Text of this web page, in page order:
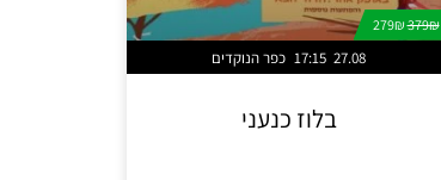
379₪
279₪
כפר הנוקדים 17:15 27.08
בלוז כנעני